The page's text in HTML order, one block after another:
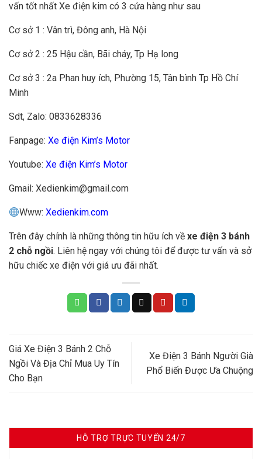
vấn tốt nhất Xe điện kim có 3 cửa hàng như sau
Cơ sở 1 : Vân trì, Đông anh, Hà Nội
Cơ sở 2 : 25 Hậu cần, Bãi cháy, Tp Hạ long
Cơ sở 3 : 2a Phan huy ích, Phường 15, Tân bình Tp Hồ Chí
Minh
Sdt, Zalo: 0833628336
Fanpage: Xe điện Kim’s Motor
Youtube: Xe điện Kim’s Motor
Gmail: Xedienkim@gmail.com
Www:Xedienkim.com
Trên đây chính là những thông tin hữu ích về xe điện 3 bánh
2 chỗ ngồi. Liên hệ ngay với chúng tôi để được tư vấn và sở
hữu chiếc xe điện với giá ưu đãi nhất.
Giá Xe Điện 3 Bánh 2 Chỗ
Ngồi Và Địa Chỉ Mua Uy Tín
Cho Bạn
Xe Điện 3 Bánh Người Già
Phổ Biến Được Ưa Chuộng
HỖ TRỢ TRỰC TUYẾN 24/7